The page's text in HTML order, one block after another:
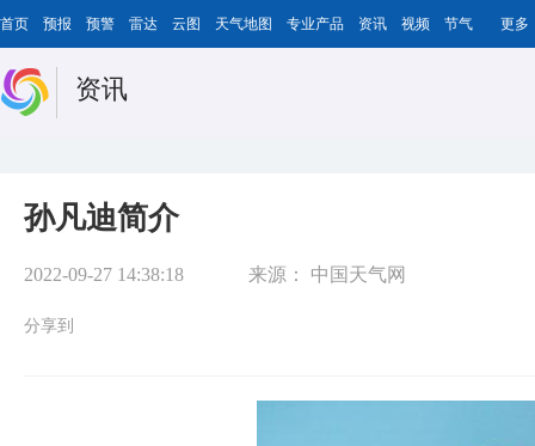
首页 预报 预警 雷达 云图 天气地图 专业产品 资讯 视频 节气 更多
资讯
孙凡迪简介
2022-09-27 14:38:18 来源： 中国天气网
分享到